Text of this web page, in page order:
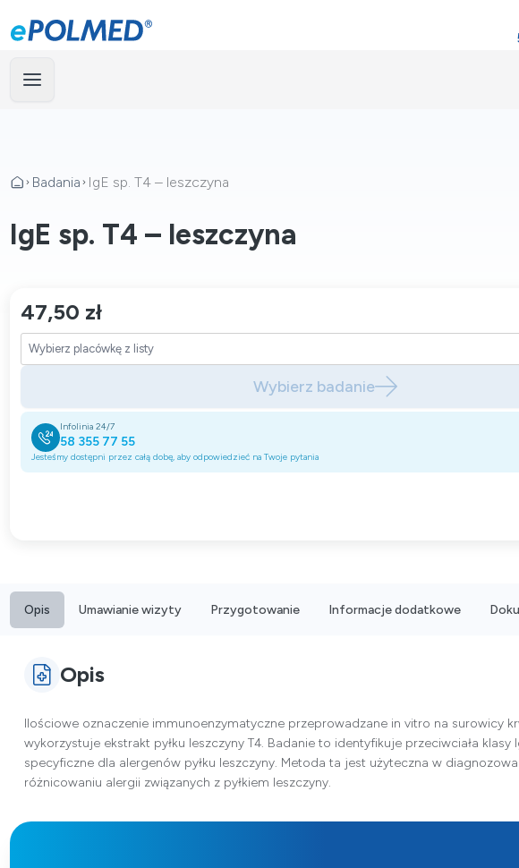
Badania IgE sp. T4 – leszczyna
IgE sp. T4 – leszczyna
47,50 zł
Wybierz badanie
Infolinia 24/7
58 355 77 55
Jesteśmy dostępni przez całą dobę, aby odpowiedzieć na Twoje pytania
Opis Umawianie wizyty Przygotowanie Informacje dodatkowe
Opis
Ilościowe oznaczenie immunoenzymatyczne przeprowadzane in vitro na surowicy
wykorzystuje ekstrakt pyłku leszczyny T4. Badanie to identyfikuje przeciwciała klasy
specyficzne dla alergenów pyłku leszczyny. Metoda ta jest użyteczna w
różnicowaniu alergii związanych z pyłkiem leszczyny.